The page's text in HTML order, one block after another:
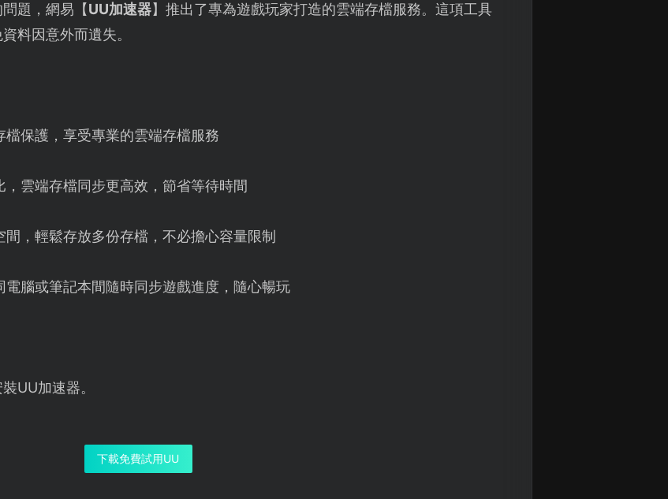
題，網易【UU加速器】推出了專為遊戲玩家打造的雲端存檔服務。這項工具
料因意外而遺失。
保護，享受專業的雲端存檔服務
雲端存檔同步更高效，節省等待時間
間，輕鬆存放多份存檔，不必擔心容量限制
電腦或筆記本間隨時同步遊戲進度，隨心暢玩
UU加速器。
下載免費試用UU